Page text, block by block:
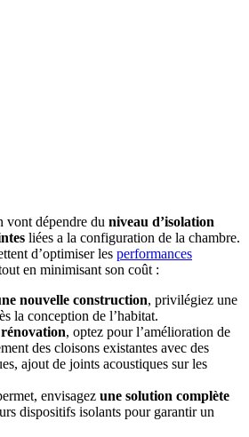
vont dépendre du niveau d’isolation
liées a la configuration de la chambre.
d’optimiser les performances
en minimisant son coût :
nouvelle construction, privilégiez une
la conception de l’habitat.
, optez pour l’amélioration de
des cloisons existantes avec des
ajout de joints acoustiques sur les
envisagez une solution complète
dispositifs isolants pour garantir un